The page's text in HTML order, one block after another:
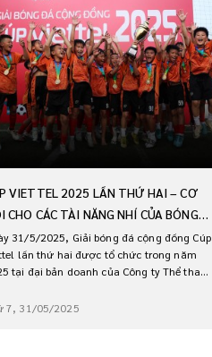
VIETTEL 2025 LẦN THỨ HAI – CƠ
CHO CÁC TÀI NĂNG NHÍ CỦA BÓNG
VIỆT NAM
31/5/2025, Giải bóng đá cộng đồng Cúp
lần thứ hai được tổ chức trong năm
tại đại bản doanh của Công ty Thể thao
7, 31/05/2025